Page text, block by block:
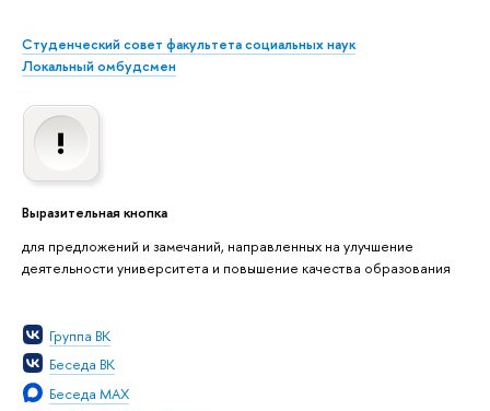
Студенческий совет факультета социальных наук
Локальный омбудсмен
Выразительная кнопка
для предложений и замечаний, направленных на улучшение
деятельности университета и повышение качества образования
Группа ВК
Беседа ВК
Беседа MAX